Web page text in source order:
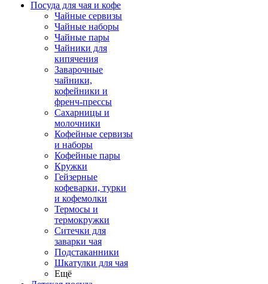
Посуда для чая и кофе
Чайные сервизы
Чайные наборы
Чайные пары
Чайники для
кипячения
Заварочные
чайники,
кофейники и
френч-прессы
Сахарницы и
молочники
Кофейные сервизы
и наборы
Кофейные пары
Кружки
Гейзерные
кофеварки, турки
и кофемолки
Термосы и
термокружки
Ситечки для
заварки чая
Подстаканники
Шкатулки для чая
Ещё